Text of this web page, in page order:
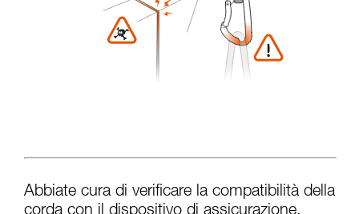
Abbiate cura di verificare la compatibilità della